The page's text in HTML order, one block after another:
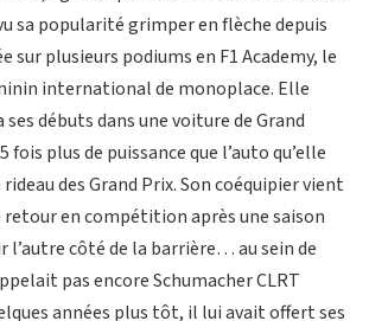
sa popularité grimper en flèche depuis
sur plusieurs podiums en F1 Academy, le
international de monoplace. Elle
débuts dans une voiture de Grand
fois plus de puissance que l’auto qu’elle
des Grand Prix. Son coéquipier vient
retour en compétition après une saison
l’autre côté de la barrière… au sein de
pas encore Schumacher CLRT
années plus tôt, il lui avait offert ses